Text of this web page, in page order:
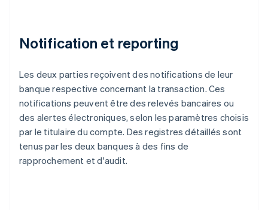
Notification et reporting
Les deux parties reçoivent des notifications de leur
banque respective concernant la transaction. Ces
notifications peuvent être des relevés bancaires ou
des alertes électroniques, selon les paramètres choisis
par le titulaire du compte. Des registres détaillés sont
tenus par les deux banques à des fins de
rapprochement et d'audit.